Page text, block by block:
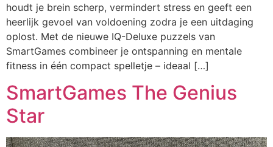
houdt je brein scherp, vermindert stress en geeft een
heerlijk gevoel van voldoening zodra je een uitdaging
oplost. Met de nieuwe IQ-Deluxe puzzels van
SmartGames combineer je ontspanning en mentale
fitness in één compact spelletje – ideaal […]
SmartGames The Genius
Star